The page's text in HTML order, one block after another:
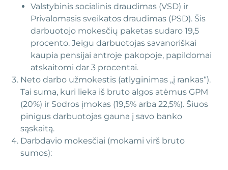
Valstybinis socialinis draudimas (VSD) ir
Privalomasis sveikatos draudimas (PSD). Šis
darbuotojo mokesčių paketas sudaro 19,5
procento. Jeigu darbuotojas savanoriškai
kaupia pensijai antroje pakopoje, papildomai
atskaitomi dar 3 procentai.
Neto darbo užmokestis (atlyginimas „į rankas“).
Tai suma, kuri lieka iš bruto algos atėmus GPM
(20%) ir Sodros įmokas (19,5% arba 22,5%). Šiuos
pinigus darbuotojas gauna į savo banko
sąskaitą.
Darbdavio mokesčiai (mokami virš bruto
sumos):